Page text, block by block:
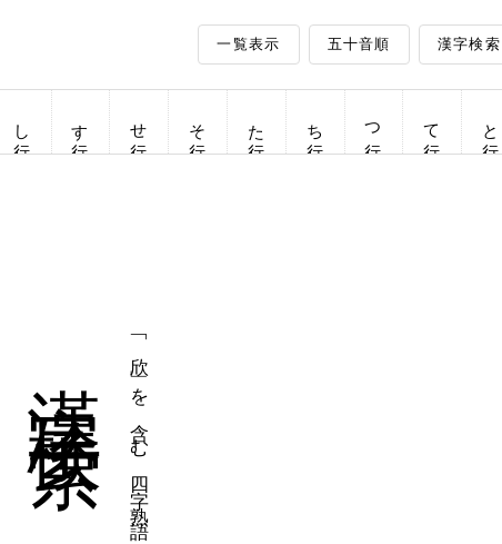
一覧表示 五十音順 漢字検索
し行 す行 せ行 そ行 た行 ち行 つ行 て行 と行
「欣」を含む四字熟語